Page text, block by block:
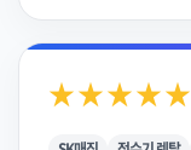
★★★★★